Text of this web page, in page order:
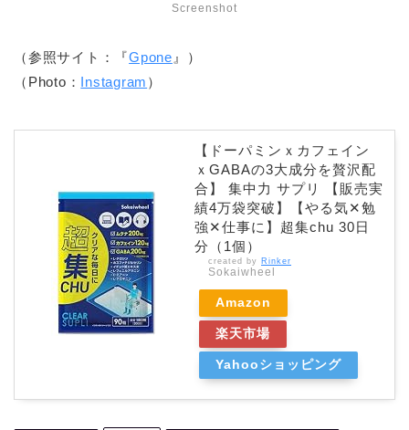
Screenshot
（参照サイト：『Gpone 』）
（Photo： Instagram ）
【ドーパミンｘカフェイン
ｘGABAの3大成分を贅沢配
合】 集中力 サプリ 【販売実
績4万袋突破】【やる気✕勉
強✕仕事に】超集chu 30日
分（1個）
created by Rinker
Sokaiwheel
Amazon
楽天市場
Yahooショッピング